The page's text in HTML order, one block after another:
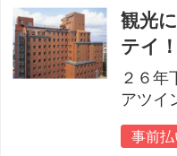
観光
テイ！
２６年
アツイ
事前払